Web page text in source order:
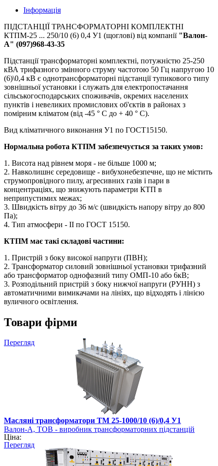
Інформація
ПІДСТАНЦІЇ ТРАНСФОРМАТОРНІ КОМПЛЕКТНІ
КТПМ-25 ... 250/10 (6) 0,4 У1 (щоглові) від компанії "Валон-
А" (097)968-43-35
Підстанції трансформаторні комплектні, потужністю 25-250
кВА трифазного змінного струму частотою 50 Гц напругою 10
(6)\0,4 кВ є однотрансформаторні підстанції тупикового типу
зовнішньої установки і служать для електропостачання
сільськогосподарських споживачів, окремих населених
пунктів і невеликих промислових об'єктів в районах з
помірним кліматом (від -45 ° С до + 40 ° С).
Вид кліматичного виконання У1 по ГОСТ15150.
Нормальна робота КТПМ забезпечується за таких умов:
1. Висота над рівнем моря - не більше 1000 м;
2. Навколишнє середовище - вибухонебезпечне, що не містить
струмопровідного пилу, агресивних газів і пари в
концентраціях, що знижують параметри КТП в
неприпустимих межах;
3. Швидкість вітру до 36 м/с (швидкість напору вітру до 800
Па);
4. Тип атмосфери - II по ГОСТ 15150.
КТПМ має такі складові частини:
1. Пристрій з боку високої напруги (ПВН);
2. Трансформатор силовий зовнішньої установки трифазний
або трансформатор однофазний типу ОМП-10 або 6кВ;
3. Розподільний пристрій з боку нижчої напруги (РУНН) з
автоматичними вимикачами на лініях, що відходять і лінією
вуличного освітлення.
Товари фірми
Перегляд
Масляні трансформатори ТМ 25-1000/10 (6)/0,4 У1
Валон-А, ТОВ - виробник трансформаторних підстанцій
Ціна:
Перегляд